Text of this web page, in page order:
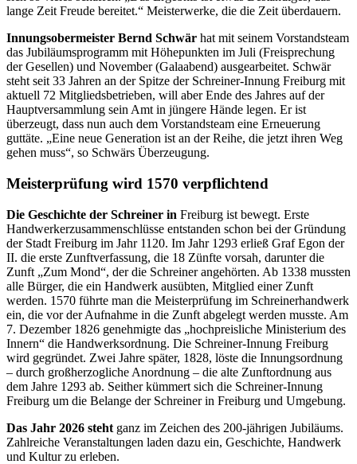
lange Zeit Freude bereitet.“ Meisterwerke, die die Zeit überdauern.
Innungsobermeister Bernd Schwär hat mit seinem Vorstandsteam
das Jubiläumsprogramm mit Höhepunkten im Juli (Freisprechung
der Gesellen) und November (Galaabend) ausgearbeitet. Schwär
steht seit 33 Jahren an der Spitze der Schreiner-Innung Freiburg mit
aktuell 72 Mitgliedsbetrieben, will aber Ende des Jahres auf der
Hauptversammlung sein Amt in jüngere Hände legen. Er ist
überzeugt, dass nun auch dem Vorstandsteam eine Erneuerung
guttäte. „Eine neue Generation ist an der Reihe, die jetzt ihren Weg
gehen muss“, so Schwärs Überzeugung.
Meisterprüfung wird 1570 verpflichtend
Die Geschichte der Schreiner in Freiburg ist bewegt. Erste
Handwerkerzusammenschlüsse entstanden schon bei der Gründung
der Stadt Freiburg im Jahr 1120. Im Jahr 1293 erließ Graf Egon der
II. die erste Zunftverfassung, die 18 Zünfte vorsah, darunter die
Zunft „Zum Mond“, der die Schreiner angehörten. Ab 1338 mussten
alle Bürger, die ein Handwerk ausübten, Mitglied einer Zunft
werden. 1570 führte man die Meisterprüfung im Schreinerhandwerk
ein, die vor der Aufnahme in die Zunft abgelegt werden musste. Am
7. Dezember 1826 genehmigte das „hochpreisliche Ministerium des
Innern“ die Handwerksordnung. Die Schreiner-Innung Freiburg
wird gegründet. Zwei Jahre später, 1828, löste die Innungsordnung
– durch großherzogliche Anordnung – die alte Zunftordnung aus
dem Jahre 1293 ab. Seither kümmert sich die Schreiner-Innung
Freiburg um die Belange der Schreiner in Freiburg und Umgebung.
Das Jahr 2026 steht ganz im Zeichen des 200-jährigen Jubiläums.
Zahlreiche Veranstaltungen laden dazu ein, Geschichte, Handwerk
und Kultur zu erleben.